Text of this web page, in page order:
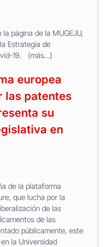
página de la MUGEJU,
Estrategia de
19. (más…)
europea
las patentes
su
en
de la plataforma
que lucha por la
de las
de las
públicamente, este
la Universidad